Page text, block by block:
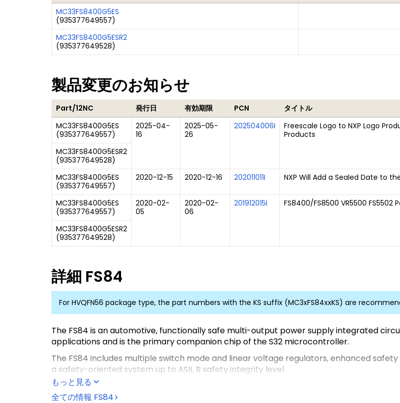
MC33FS8400G5ES
(935377649557)
MC33FS8400G5ESR2
(935377649528)
製品変更のお知らせ
Part/12NC 発行日 有効期限 PCN
タイトル
MC33FS8400G5ES
(935377649557)
2025-04-
16
2025-05-
26
202504006I
Freescale Logo to NXP Logo
Products
MC33FS8400G5ESR2
(935377649528)
MC33FS8400G5ES
(935377649557)
2020-12-15 2020-12-16 202011011I NXP Will Add a Sealed Date to
MC33FS8400G5ES
(935377649557)
2020-02-
05
2020-02-
06
201912015I FS8400/FS8500 VR5500
MC33FS8400G5ESR2
(935377649528)
詳細 FS84
For HVQFN56 package type, the part numbers with the KS suffix (MC3xFS84xxKS) are
The FS84 is an automotive, functionally safe multi-output power supply integrated
applications and is the primary companion chip of the S32 microcontroller.
The FS84 includes multiple switch mode and linear voltage regulators, enhanced
a safety-oriented system up to ASIL B safety integrity level.
It is part of a complete family of devices offering scalability in power and safety FS84
developed in compliance with the ISO 26262 standard and is qualified according to AEC-
もっと見る
全ての情報 FS84